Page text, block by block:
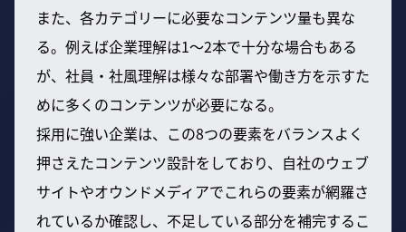
また、各カテゴリーに必要なコンテンツ量も異な
る。例えば企業理解は1〜2本で十分な場合もある
が、社員・社風理解は様々な部署や働き方を示すた
めに多くのコンテンツが必要になる。
採用に強い企業は、この8つの要素をバランスよく
押さえたコンテンツ設計をしており、自社のウェブ
サイトやオウンドメディアでこれらの要素が網羅さ
れているか確認し、不足している部分を補完するこ